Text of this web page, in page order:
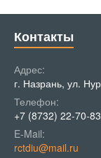
Контакты
Адрес:
г. Назрань, ул.
Телефон:
+7 (8732) 22-70-83
E-Mail:
rctdiu@mail.ru